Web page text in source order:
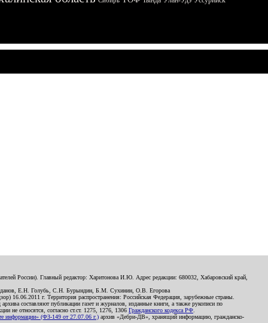
России). Главный редактор: Харитонова И.Ю. Адрес редакции: 680032, Хабаровский край,
Е.Н. Голубь, С.Н. Бурындин, Б.М. Сухинин, О.В. Егорова
16.06.2011 г. Территория распространения: Российская Федерация, зарубежные страны.
составляют публикации газет и журналов, изданные книги, а также рукописи по
не относятся, согласно ст.ст. 1275, 1276, 1306 Гражданского кодекса РФ
информации» (ФЗ-149 от 27.07.06 г.) архив «Дебри-ДВ», хранящий информацию, гражданско-